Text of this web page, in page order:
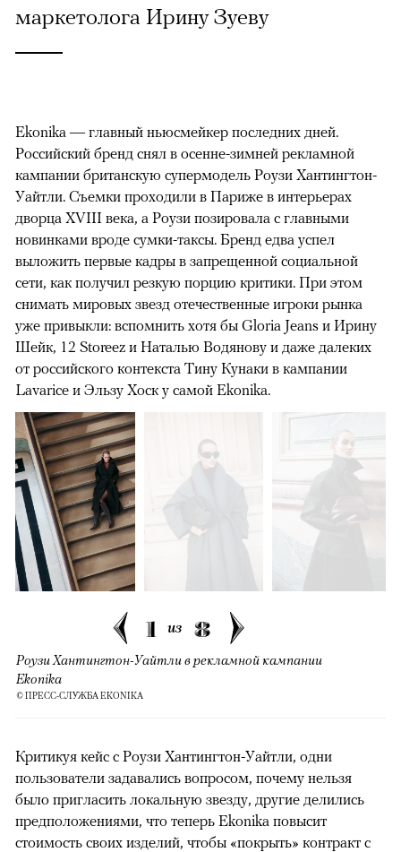
маркетолога Ирину Зуеву
Ekonika — главный ньюсмейкер последних дней.
Российский бренд снял в осенне-зимней рекламной
кампании британскую супермодель Роузи Хантингтон-
Уайтли. Cъемки проходили в Париже в интерьерах
дворца XVIII века, а Роузи позировала с главными
новинками вроде сумки-таксы. Бренд едва успел
выложить первые кадры в запрещенной социальной
сети, как получил резкую порцию критики. При этом
снимать мировых звезд отечественные игроки рынка
уже привыкли: вспомнить хотя бы Gloria Jeans и Ирину
Шейк, 12 Storeez и Наталью Водянову и даже далеких
от российского контекста Тину Кунаки в кампании
Lavarice и Эльзу Хоск у самой Ekonika.
1 из 8
Роузи Хантингтон-Уайтли в рекламной кампании
Ekonika
© ПРЕСС-СЛУЖБА EKONIKA
Критикуя кейс с Роузи Хантингтон-Уайтли, одни
пользователи задавались вопросом, почему нельзя
было пригласить локальную звезду, другие делились
предположениями, что теперь Ekonika повысит
стоимость своих изделий, чтобы «покрыть» контракт с